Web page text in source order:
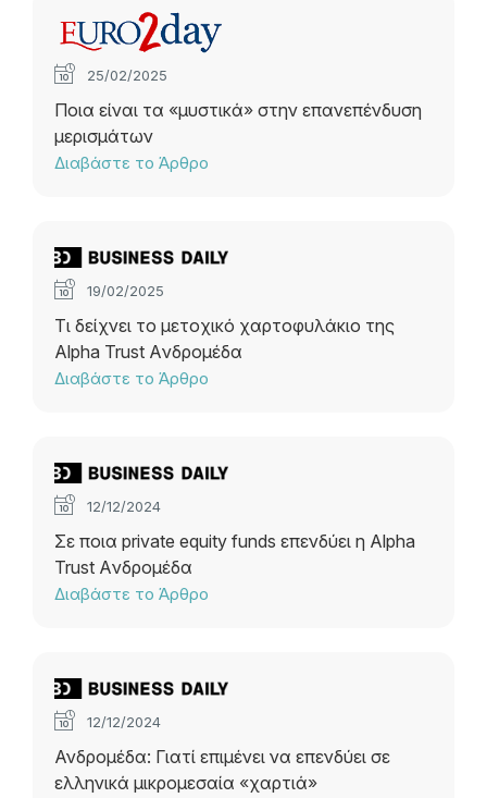
25/02/2025
Ποια είναι τα «μυστικά» στην επανεπένδυση
μερισμάτων
Διαβάστε το Άρθρο
19/02/2025
Τι δείχνει το μετοχικό χαρτοφυλάκιο της
Alpha Trust Aνδρομέδα
Διαβάστε το Άρθρο
12/12/2024
Σε ποια private equity funds επενδύει η Alpha
Trust Aνδρομέδα
Διαβάστε το Άρθρο
12/12/2024
Ανδρομέδα: Γιατί επιμένει να επενδύει σε
ελληνικά μικρομεσαία «χαρτιά»